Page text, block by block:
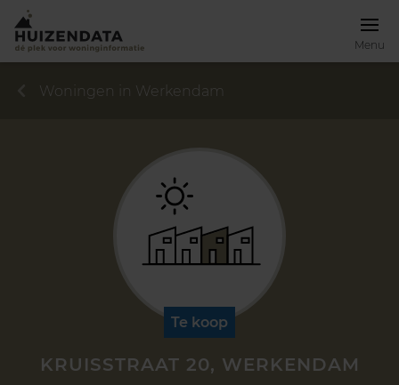
Menu
Woningen in Werkendam
Te koop
KRUISSTRAAT 20, WERKENDAM